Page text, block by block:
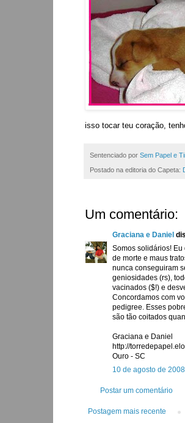
isso tocar teu coração,
Sentenciado por Sem Papel e
Postado na editoria do Capeta:
Um comentário:
Graciana e Daniel
Somos solidários!
de morte e maus
nunca conseguiram
geniosidades (rs),
vacinados ($!) e
Concordamos com
pedigree. Esses
são tão coitados
Graciana e Daniel
http://
Ouro - SC
10 de agosto de
Postar um comentário
Postagem mais recente